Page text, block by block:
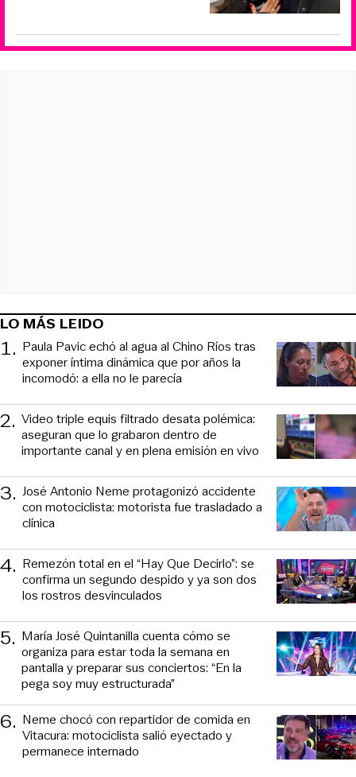
LO MÁS LEIDO
1. Paula Pavic echó al agua al Chino Ríos tras
exponer íntima dinámica que por años la
incomodó: a ella no le parecía
2. Video triple equis filtrado desata polémica:
aseguran que lo grabaron dentro de
importante canal y en plena emisión en vivo
3. José Antonio Neme protagonizó accidente
con motociclista: motorista fue trasladado a
clínica
4. Remezón total en el “Hay Que Decirlo”: se
confirma un segundo despido y ya son dos
los rostros desvinculados
5. María José Quintanilla cuenta cómo se
organiza para estar toda la semana en
pantalla y preparar sus conciertos: “En la
pega soy muy estructurada”
6. Neme chocó con repartidor de comida en
Vitacura: motociclista salió eyectado y
permanece internado